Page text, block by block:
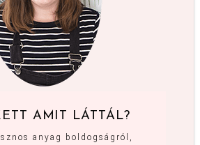
AMIT LÁTTÁL?
anyag boldogságról,